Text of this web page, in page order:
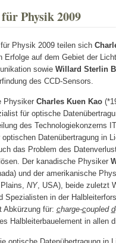
Physik 2009
Physik 2009 teilen sich
Erfolge auf dem Gebiet der
sowie Willard Sterlin
des CCD-Sensors.
Physiker Charles Kuen Kao
für optische
des Technologiekonzerns
optischen Datenübertragung in
das Problem des
Der kanadische Physiker
und der amerikanische
NY, USA), beide zuletzt
Spezialisten in der
Abkürzung für: charge-coupled d
Halbleiterbauelement in allen